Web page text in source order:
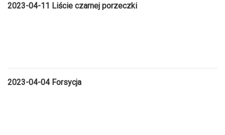
2023-04-11 Liście czarnej porzeczki
2023-04-04 Forsycja